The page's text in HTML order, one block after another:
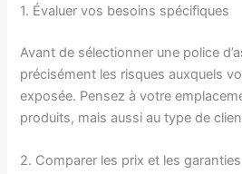
1. Évaluer vos besoins spécifiques
Avant de sélectionner une police
précisément les risques auxquels
exposée. Pensez à votre
produits, mais aussi au type de
2. Comparer les prix et les garanties